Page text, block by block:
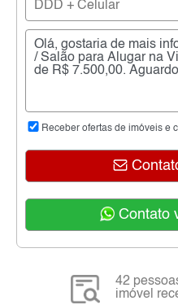
Receber ofertas de imóveis e
Contato
42
imóvel